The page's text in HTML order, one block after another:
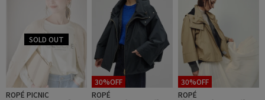
ROPÉ PICNIC
30%OFF
ROPÉ
30%OFF
ROPÉ